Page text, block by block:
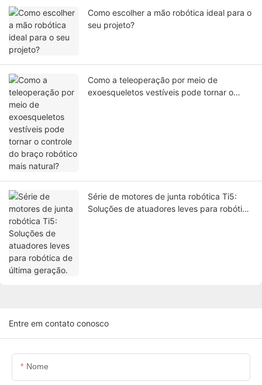
Como escolher a mão robótica ideal para o
seu projeto?
Como a teleoperação por meio de
exoesqueletos vestíveis pode tornar o
Série de motores de junta robótica Ti5:
Soluções de atuadores leves para robótica
Entre em contato conosco
Nome